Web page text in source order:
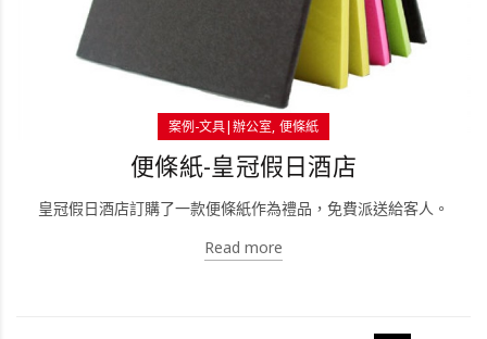
案例-文具|辦公室 便條紙
便條紙-皇冠假日酒店
皇冠假日酒店訂購了一款便條紙作為禮品，免費派送給客人。
Read more